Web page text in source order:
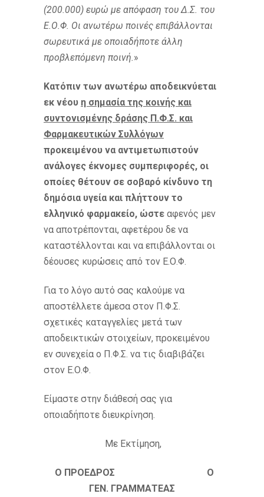
(200.000) ευρώ με απόφαση του Δ.Σ. του
Ε.Ο.Φ. Οι ανωτέρω ποινές επιβάλλονται
σωρευτικά με οποιαδήποτε άλλη
προβλεπόμενη ποινή.»
Κατόπιν των ανωτέρω αποδεικνύεται
εκ νέου η σημασία της κοινής και
συντονισμένης δράσης Π.Φ.Σ. και
Φαρμακευτικών Συλλόγων
προκειμένου να αντιμετωπιστούν
ανάλογες έκνομες συμπεριφορές, οι
οποίες θέτουν σε σοβαρό κίνδυνο τη
δημόσια υγεία και πλήττουν το
ελληνικό φαρμακείο, ώστε αφενός μεν
να αποτρέπονται, αφετέρου δε να
καταστέλλονται και να επιβάλλονται οι
δέουσες κυρώσεις από τον Ε.Ο.Φ.
Για το λόγο αυτό σας καλούμε να
αποστέλλετε άμεσα στον Π.Φ.Σ.
σχετικές καταγγελίες μετά των
αποδεικτικών στοιχείων, προκειμένου
εν συνεχεία ο Π.Φ.Σ. να τις διαβιβάζει
στον Ε.Ο.Φ.
Είμαστε στην διάθεσή σας για
οποιαδήποτε διευκρίνηση.
Με Εκτίμηση,
Ο ΠΡΟΕΔΡΟΣ Ο
ΓΕΝ. ΓΡΑΜΜΑΤΕΑΣ